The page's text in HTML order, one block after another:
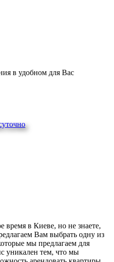
в удобном для Вас
время в Киеве, но не знаете,
Вам выбрать одну из
мы предлагаем для
уникален тем, что мы